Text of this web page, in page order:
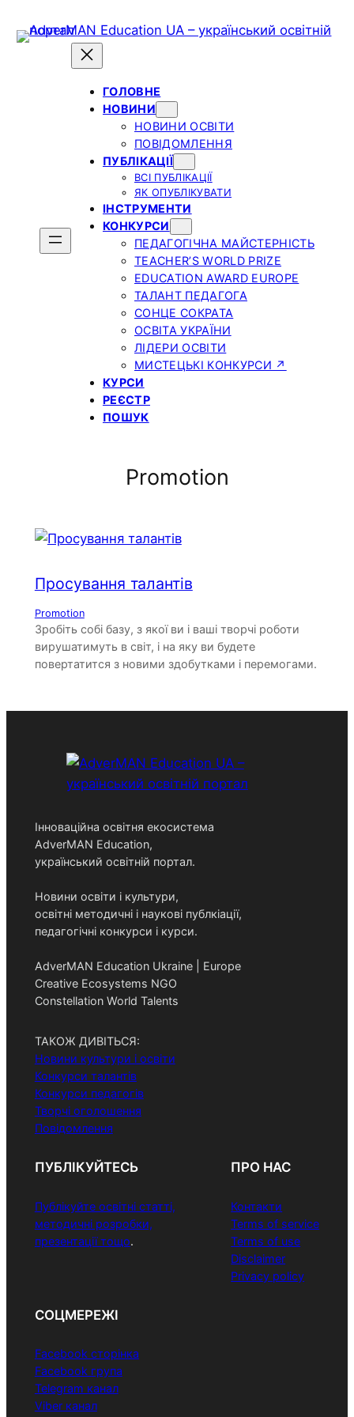
to
ГОЛОВНЕ
НОВИНИ
НОВИНИ ОСВІТИ
ПОВІДОМЛЕННЯ
ПУБЛІКАЦІЇ
ВСІ ПУБЛІКАЦІЇ
ЯК ОПУБЛІКУВАТИ
ІНСТРУМЕНТИ
КОНКУРСИ
ПЕДАГОГІЧНА МАЙСТЕРНІСТЬ
TEACHER’S WORLD PRIZE
EDUCATION AWARD EUROPE
ТАЛАНТ ПЕДАГОГА
СОНЦЕ СОКРАТА
ОСВІТА УКРАЇНИ
ЛІДЕРИ ОСВІТИ
МИСТЕЦЬКІ КОНКУРСИ ↗
КУРСИ
РЕЄСТР
ПОШУК
Promotion
Просування талантів
Promotion
Зробіть собі базу, з якої ви і ваші творчі роботи
вирушатимуть в світ, і на яку ви будете
повертатится з новими здобутками і перемогами.
Інноваційна освітня екосистема
AdverMAN Education,
український освітній портал.
Новини освіти і культури,
освітні методичні і наукові публкіації,
педагогічні конкурси і курси.
AdverMAN Education Ukraine | Europe
Creative Ecosystems NGO
Constellation World Talents
ТАКОЖ ДИВІТЬСЯ:
Новини культури і освіти
Конкурси талантів
Конкурси педагогів
Творчі оголошення
Повідомлення
ПУБЛІКУЙТЕСЬ
Публікуйте освітні статті,
методичні розробки,
презентації тощо.
ПРО НАС
Контакти
Terms of service
Terms of use
Disclaimer
Privacy policy
СОЦМЕРЕЖІ
Facebook сторінка
Facebook група
Telegram канал
Viber канал